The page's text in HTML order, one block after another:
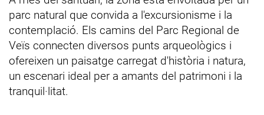
parc natural que convida a l'excursionisme i la
contemplació. Els camins del Parc Regional de
Veïs connecten diversos punts arqueològics i
ofereixen un paisatge carregat d'història i natura,
un escenari ideal per a amants del patrimoni i la
tranquil·litat.